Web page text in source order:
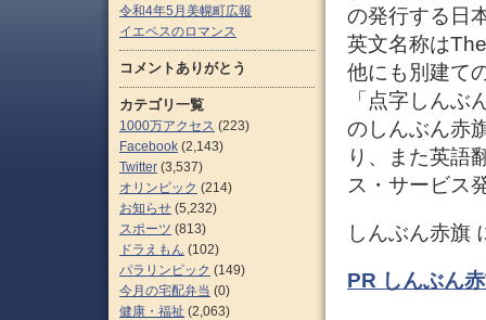
の発行する日
英文名称は
他にも別建て
「点字しん
のしんぶん赤
り、また英語
ス・サービス
しんぶん赤旗
PR しんぶん
令和4年5月美幌町広報
イエペスのロマンス
コメントありがとう
カテゴリ一覧
1000万アクセス (223)
Facebook (2,143)
Twitter (3,537)
オリンピック (214)
お知らせ (5,232)
スポーツ (813)
ドラえもん (102)
パラリンピック (149)
今月の宅配弁当 (0)
健康・福祉 (2,063)